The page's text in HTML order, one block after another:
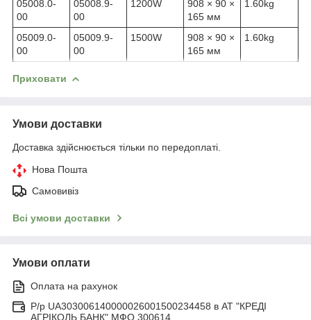
05008.0-
00
05008.9-
00
1200W
908 × 90 ×
165 мм
1.60kg
05009.0-
00
05009.9-
00
1500W
908 × 90 ×
165 мм
1.60kg
Приховати
Умови доставки
Доставка здійснюється тільки по передоплаті.
Нова Пошта
Самовивіз
Всі умови доставки
Умови оплати
Оплата на рахунок
Р/р UA303006140000026001500234458 в АТ "КРЕДІ
АГРІКОЛЬ БАНК" МФО 300614